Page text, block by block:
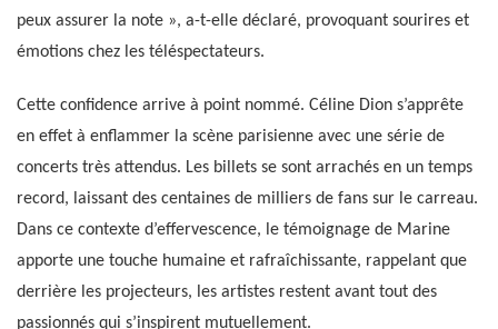
peux assurer la note », a-t-elle déclaré, provoquant sourires et
émotions chez les téléspectateurs.
Cette confidence arrive à point nommé. Céline Dion s’apprête
en effet à enflammer la scène parisienne avec une série de
concerts très attendus. Les billets se sont arrachés en un temps
record, laissant des centaines de milliers de fans sur le carreau.
Dans ce contexte d’effervescence, le témoignage de Marine
apporte une touche humaine et rafraîchissante, rappelant que
derrière les projecteurs, les artistes restent avant tout des
passionnés qui s’inspirent mutuellement.